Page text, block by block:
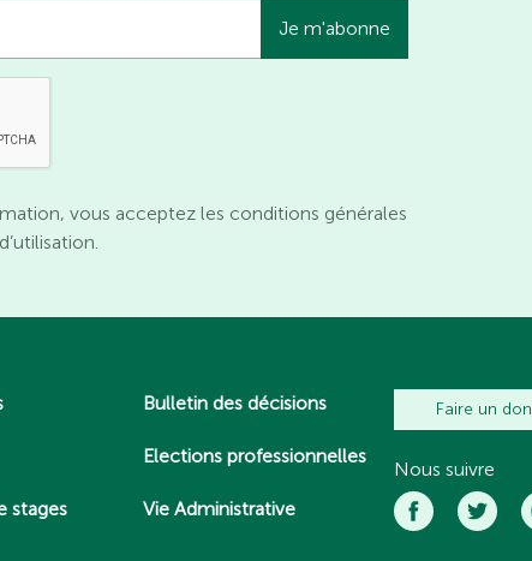
vous acceptez les conditions générales
d’utilisation.
stages
Bulletin des décisions
Elections professionnelles
Vie Administrative
Faire un don
Nous suivre